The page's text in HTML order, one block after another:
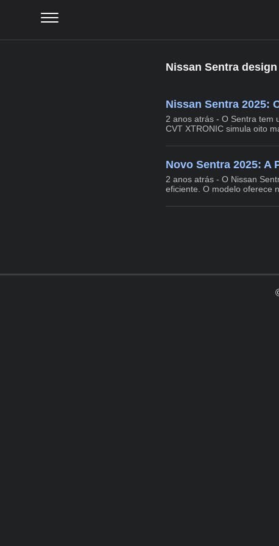
Nissan Sentra design
Nissan Sentra 2025:
2 anos atrás - O Sentra tem
CVT XTRONIC simula oito
Novo Sentra 2025: A
2 anos atrás - O Nissan
eficiente. O modelo oferece